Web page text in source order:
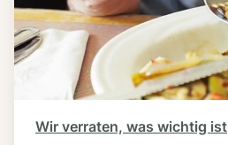
Wir verraten, was wichtig ist